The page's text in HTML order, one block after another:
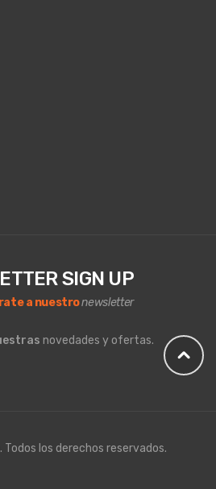
SIGN UP
a nuestronewsletter
novedades y ofertas.
los derechos reservados.